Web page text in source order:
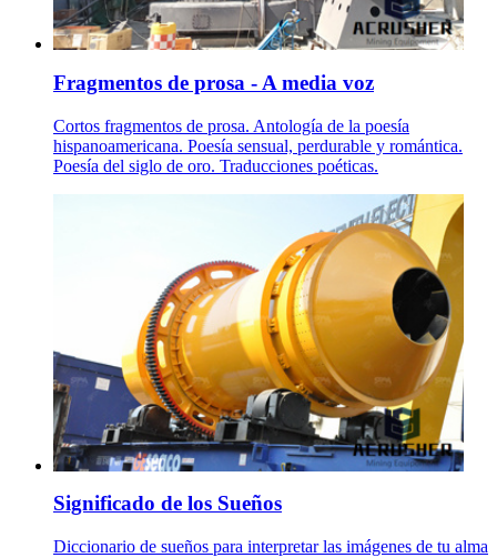
Fragmentos de prosa - A media voz
Cortos fragmentos de prosa. Antología de la poesía
hispanoamericana. Poesía sensual, perdurable y romántica.
Poesía del siglo de oro. Traducciones poéticas.
Significado de los Sueños
Diccionario de sueños para interpretar las imágenes de tu alma